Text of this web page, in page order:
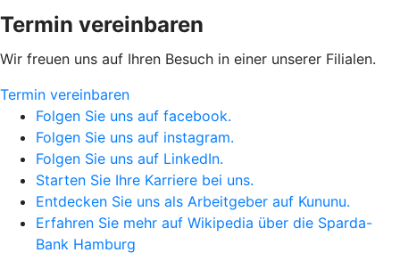
Termin vereinbaren
Wir freuen uns auf Ihren Besuch in einer unserer Filialen.
Termin vereinbaren
Folgen Sie uns auf facebook.
Folgen Sie uns auf instagram.
Folgen Sie uns auf LinkedIn.
Starten Sie Ihre Karriere bei uns.
Entdecken Sie uns als Arbeitgeber auf Kununu.
Erfahren Sie mehr auf Wikipedia über die Sparda-
Bank Hamburg